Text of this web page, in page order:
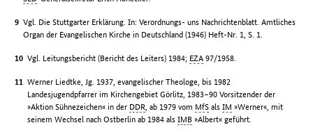
Vgl. Die Stuttgarter Erklärung. In: Verordnungs- uns Nachrichtenblatt. Amtliches
Organ der Evangelischen Kirche in Deutschland (1946) Heft-Nr. 1, S. 1.
Vgl. Leitungsbericht (Bericht des Leiters) 1984; EZA 97/1958.
Werner Liedtke, Jg. 1937, evangelischer Theologe, bis 1982
Landesjugendpfarrer im Kirchengebiet Görlitz, 1983–90 Vorsitzender der
»Aktion Sühnezeichen« in der DDR , ab 1979 vom MfS alsIM »Werner«, mit
seinem Wechsel nach Ostberlin ab 1984 alsIMB »Albert« geführt.